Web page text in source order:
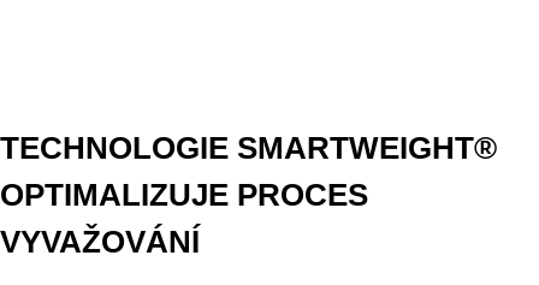
TECHNOLOGIE SMARTWEIGHT®
OPTIMALIZUJE PROCES
VYVAŽOVÁNÍ